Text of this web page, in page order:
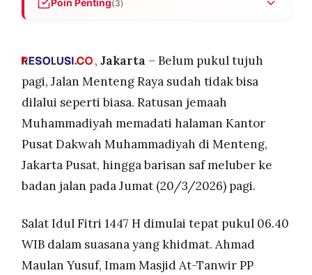
IKUTI
PT.
MEDIA
PRAMUDITA
©
Resolusi.co
-
Poin Penting(3)
Jalan Menteng Raya, Menteng, Jakarta Pusat,
Jumat (20/3/2026) pukul 06.40 WIB, dengan saf
meluber hingga ke badan jalan.
Kepolisian memberlakukan rekayasa lalu lintas
situasional di sekitar lokasi, mengalihkan
kendaraan dari arah Cut Mutia, Senen, dan Jalan
Ridwan Rais, dan akan membuka kembali arus
normal setelah jemaah membubarkan diri.
lebih awal dari penetapan pemerintah yang
menetapkan 1 Syawal 1447 H jatuh pada Sabtu,
21 Maret 2026, berdasarkan hasil sidang isbat
Kementerian Agama.
, Jakarta – Belum pukul tujuh
pagi, Jalan Menteng Raya sudah tidak bisa
dilalui seperti biasa. Ratusan jemaah
Muhammadiyah memadati halaman Kantor
Pusat Dakwah Muhammadiyah di Menteng,
Jakarta Pusat, hingga barisan saf meluber ke
badan jalan pada Jumat (20/3/2026) pagi.
Salat Idul Fitri 1447 H dimulai tepat pukul 06.40
WIB dalam suasana yang khidmat. Ahmad
Maulan Yusuf, Imam Masjid At-Tanwir PP